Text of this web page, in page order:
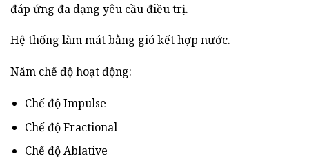
đáp ứng đa dạng yêu cầu điều trị.
Hệ thống làm mát bằng gió kết hợp nước.
Năm chế độ hoạt động:
Chế độ Impulse
Chế độ Fractional
Chế độ Ablative